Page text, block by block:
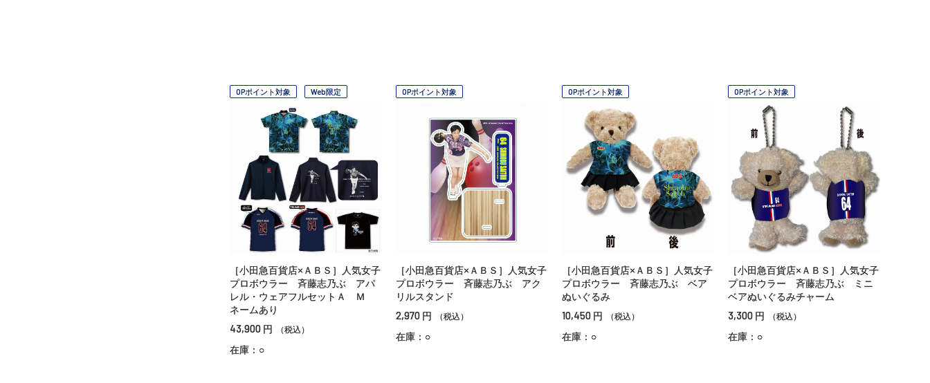
OPポイント対象 Web限定
［小田急百貨店×ＡＢＳ］人気女子
プロボウラー 斉藤志乃ぶ アパ
レル・ウェアフルセットＡ Ｍ
ネームあり
43,900 円 （税込）
在庫：○
OPポイント対象
［小田急百貨店×ＡＢＳ］人気女子
プロボウラー 斉藤志乃ぶ アク
リルスタンド
2,970 円 （税込）
在庫：○
OPポイント対象
［小田急百貨店×ＡＢＳ］人気女子
プロボウラー 斉藤志乃ぶ ベア
ぬいぐるみ
10,450 円 （税込）
在庫：○
OPポイント対象
［小田急百貨店×ＡＢＳ］人気女子
プロボウラー 斉藤志乃ぶ ミニ
ベアぬいぐるみチャーム
3,300 円 （税込）
在庫：○